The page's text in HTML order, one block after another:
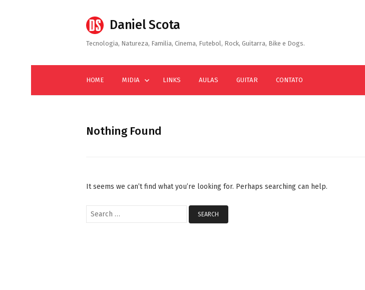
Daniel Scota
Tecnologia, Natureza, Familia, Cinema, Futebol, Rock, Guitarra, Bike e Dogs.
HOME MIDIA LINKS AULAS GUITAR CONTATO
Nothing Found
It seems we can’t find what you’re looking for. Perhaps searching can help.
Search
for: